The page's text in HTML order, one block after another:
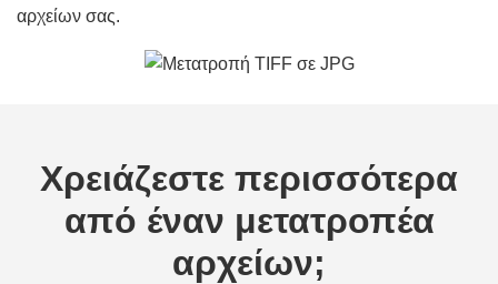
αρχείων σας.
Χρειάζεστε περισσότερα
από έναν μετατροπέα
αρχείων;